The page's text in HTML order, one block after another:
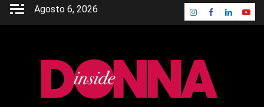
Skip
Agosto 6, 2026 Instagram
Facebook
Linkedin